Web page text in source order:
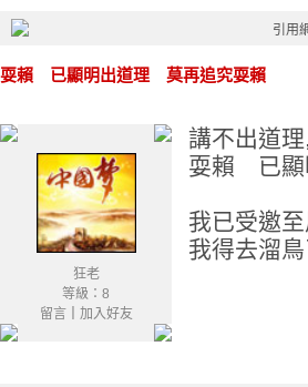
引用
耍賴 已顯明出道理 莫再追究耍賴
狂老
等級：8
留言｜ 加入好友
講不出道
耍賴 已顯
我已受邀
我得去溜